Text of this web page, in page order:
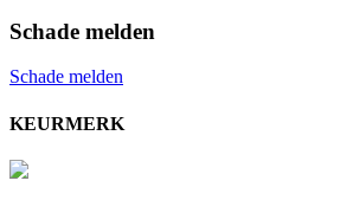
Schade melden
Schade melden
KEURMERK